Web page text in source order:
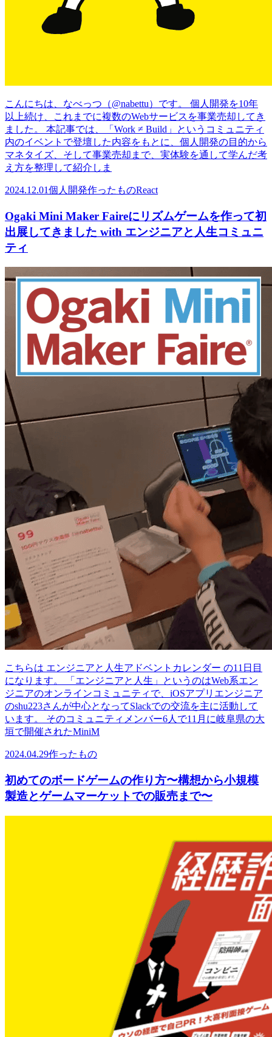
こんにちは、なべっつ（@nabettu）です。 個人開発を10年
以上続け、これまでに複数のWebサービスを事業売却してき
ました。 本記事では、「Work ≠ Build」というコミュニティ
内のイベントで登壇した内容をもとに、個人開発の目的から
マネタイズ、そして事業売却まで、実体験を通して学んだ考
え方を整理して紹介しま
2024.12.01個人開発作ったものReact
Ogaki Mini Maker Faireにリズムゲームを作って初
出展してきました with エンジニアと人生コミュニ
ティ
こちらは エンジニアと人生アドベントカレンダー の11日目
になります。 「エンジニアと人生」というのはWeb系エン
ジニアのオンラインコミュニティで、iOSアプリエンジニア
のshu223さんが中心となってSlackでの交流を主に活動して
います。 そのコミュニティメンバー6人で11月に岐阜県の大
垣で開催されたMiniM
2024.04.29作ったもの
初めてのボードゲームの作り方〜構想から小規模
製造とゲームマーケットでの販売まで〜